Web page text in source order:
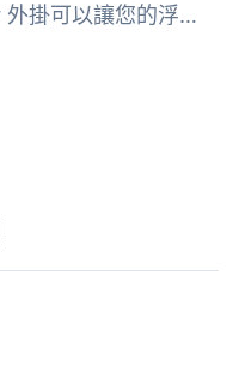
WP Sticky Sidebar 外掛可以讓您的浮動側邊欄一直顯示，當使...